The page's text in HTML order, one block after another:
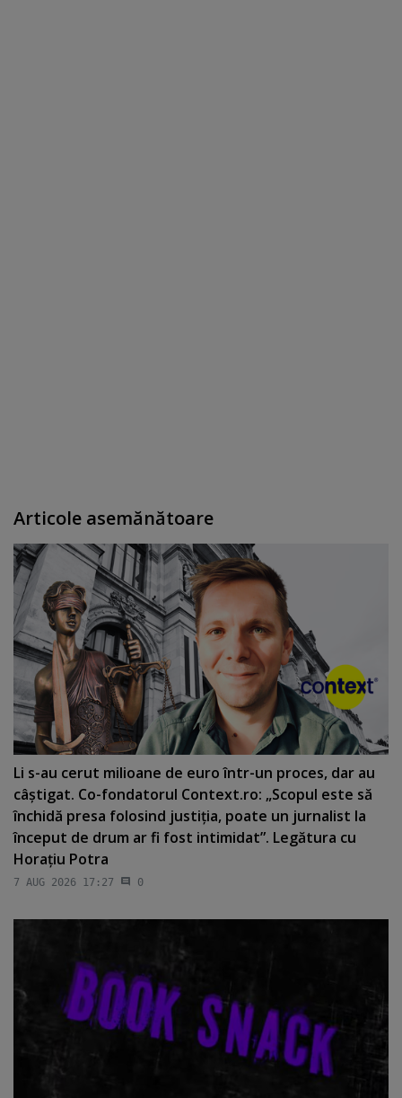
Articole asemănătoare
Li s-au cerut milioane de euro într-un proces, dar au
câştigat. Co-fondatorul Context.ro: „Scopul este să
închidă presa folosind justiţia, poate un jurnalist la
început de drum ar fi fost intimidat”. Legătura cu
Horaţiu Potra
7 AUG 2026 17:27 0